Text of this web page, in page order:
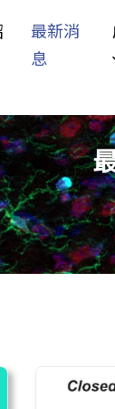
最新消
息